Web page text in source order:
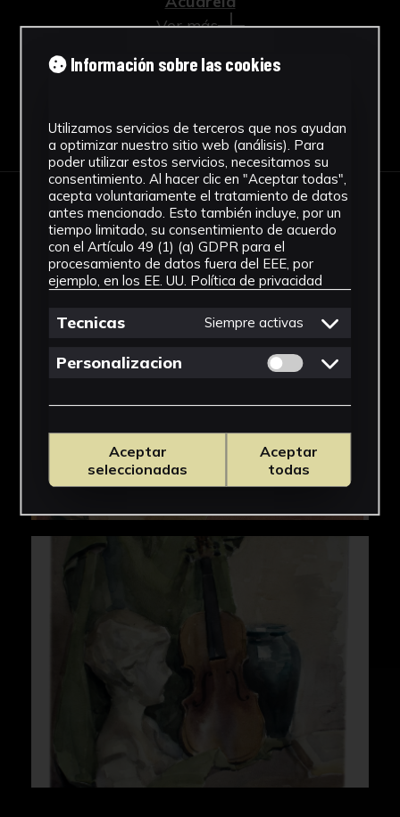
Ver más
Descargar Ficha
IMÁGENES
Información sobre las cookies
Utilizamos servicios de terceros que nos ayudan
a optimizar nuestro sitio web (análisis). Para
poder utilizar estos servicios, necesitamos su
consentimiento. Al hacer clic en "Aceptar todas",
acepta voluntariamente el tratamiento de datos
antes mencionado. Esto también incluye, por un
tiempo limitado, su consentimiento de acuerdo
con el Artículo 49 (1) (a) GDPR para el
procesamiento de datos fuera del EEE, por
ejemplo, en los EE. UU. Política de privacidad
Tecnicas Siempre activas
Personalizacion Permitir cookies
Aceptar
seleccionadas
Aceptar
todas